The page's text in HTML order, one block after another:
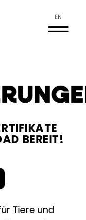
EN
BEREIT!
Tiere und